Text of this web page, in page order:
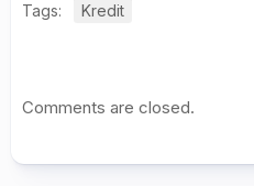
Tags: Kredit
Comments are closed.